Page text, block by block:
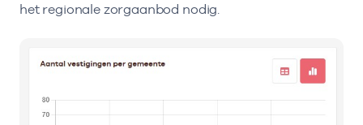
het regionale zorgaanbod nodig.